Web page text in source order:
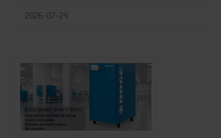
2026-07-24